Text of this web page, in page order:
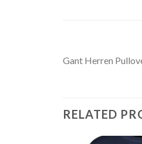
Gant Herren
RELATED